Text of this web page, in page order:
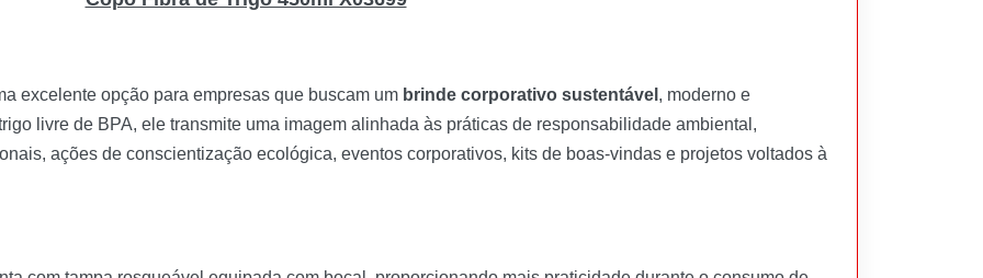
excelente opção para empresas que buscam um brinde corporativo sustentável , moderno e
livre de BPA, ele transmite uma imagem alinhada às práticas de responsabilidade ambiental,
ações de conscientização ecológica, eventos corporativos, kits de boas-vindas e projetos voltados à